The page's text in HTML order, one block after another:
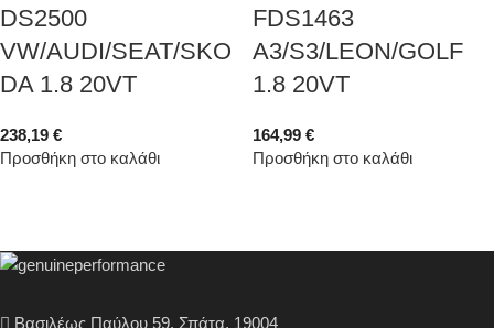
DS2500
VW/AUDI/SEAT/SKO
DA 1.8 20VT
238,19 €
Προσθήκη στο καλάθι
FDS1463
A3/S3/LEON/GOLF
1.8 20VT
164,99 €
Προσθήκη στο καλάθι
Βασιλέως Παύλου 59, Σπάτα, 19004